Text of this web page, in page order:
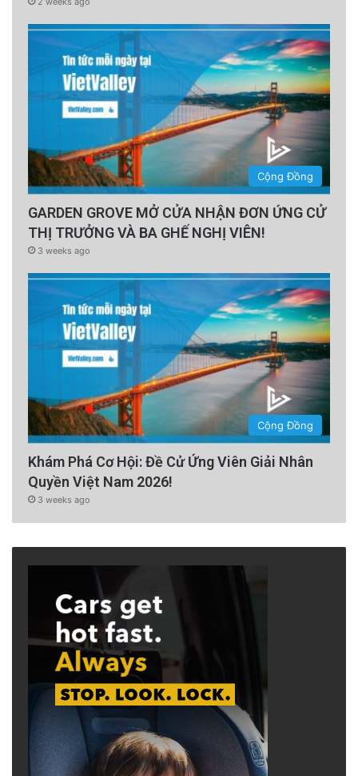
Cộng Đồng
GARDEN GROVE MỞ CỬA NHẬN ĐƠN ỨNG CỬ
THỊ TRƯỞNG VÀ BA GHẾ NGHỊ VIÊN!
3 weeks ago
Cộng Đồng
Khám Phá Cơ Hội: Đề Cử Ứng Viên Giải Nhân
Quyền Việt Nam 2026!
3 weeks ago